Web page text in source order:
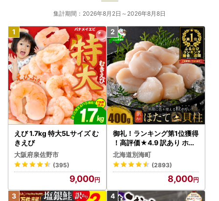
集計期間：2026年8月2日～2026年8月8日
えび 1.7kg 特大5Lサイズ む
きえび
大阪府泉佐野市
(395)
9,000
御礼！ランキング第1位獲得
！高評価★4.9 訳あり ホタ
テ 400g（ほたて 帆立 貝柱
冷凍 ）
北海道別海町
(2893)
8,000